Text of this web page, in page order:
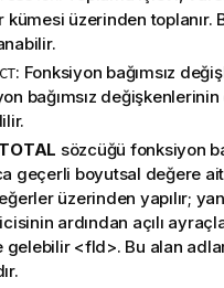
kümesi üzerinden
: Fonksiyon bağımsız
bağımsız
TOTAL sözcüğü fonksiyon
geçerli boyutsal değere
üzerinden yapılır;
ardından açılı
gelebilir <fld>. Bu alan